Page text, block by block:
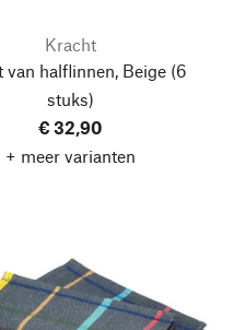
Kracht
van halflinnen, Beige (6
stuks)
€ 32,90
+ meer varianten